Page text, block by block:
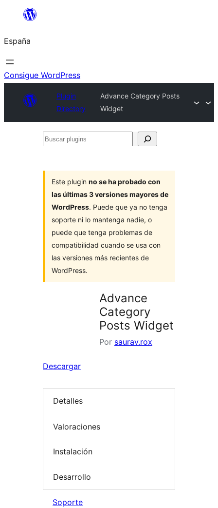
Saltar
contenido
España
Consigue WordPress
Plugin
Directory
Advance Category Posts
Widget
Buscar
Este plugin no se ha probado con
las últimas 3 versiones mayores de
WordPress. Puede que ya no tenga
soporte ni lo mantenga nadie, o
puede que tenga problemas de
compatibilidad cuando se usa con
las versiones más recientes de
WordPress.
Advance
Category
Posts Widget
Por saurav.rox
Descargar
Detalles
Valoraciones
Instalación
Desarrollo
Soporte